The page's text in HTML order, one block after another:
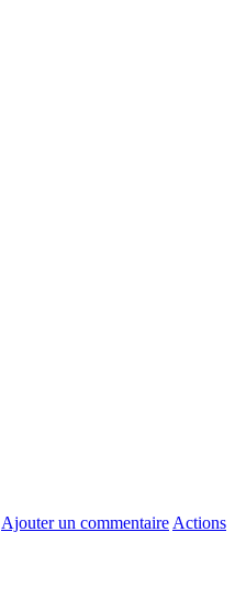
Ajouter un commentaire Actions